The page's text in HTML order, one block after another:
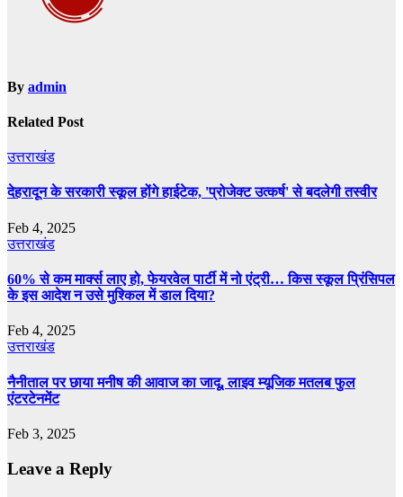
By admin
Related Post
उत्तराखंड
देहरादून के सरकारी स्कूल होंगे हाईटेक, 'प्रोजेक्ट उत्कर्ष' से बदलेगी तस्वीर
Feb 4, 2025
उत्तराखंड
60% से कम मार्क्‍स लाए हो, फेयरवेल पार्टी में नो एंट्री… किस स्‍कूल प्र‍िंसिपल
के इस आदेश न उसे मुश्किल में डाल दिया?
Feb 4, 2025
उत्तराखंड
नैनीताल पर छाया मनीष की आवाज का जादू, लाइव म्यूजिक मतलब फुल
एंटरटेनमेंट
Feb 3, 2025
Leave a Reply